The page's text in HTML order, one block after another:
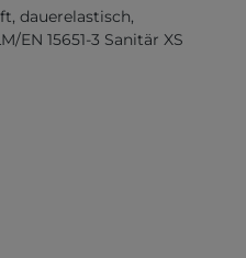
dauerelastisch,
EN 15651-3 Sanitär XS